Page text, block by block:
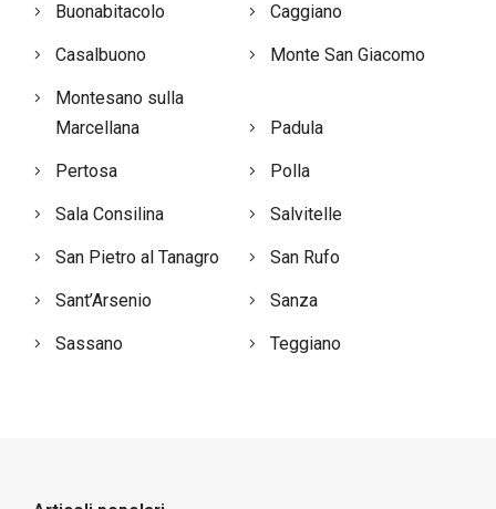
Buonabitacolo Caggiano
Casalbuono Monte San Giacomo
Montesano sulla
Marcellana
Padula
Pertosa Polla
Sala Consilina Salvitelle
San Pietro al Tanagro San Rufo
Sant’Arsenio Sanza
Sassano Teggiano